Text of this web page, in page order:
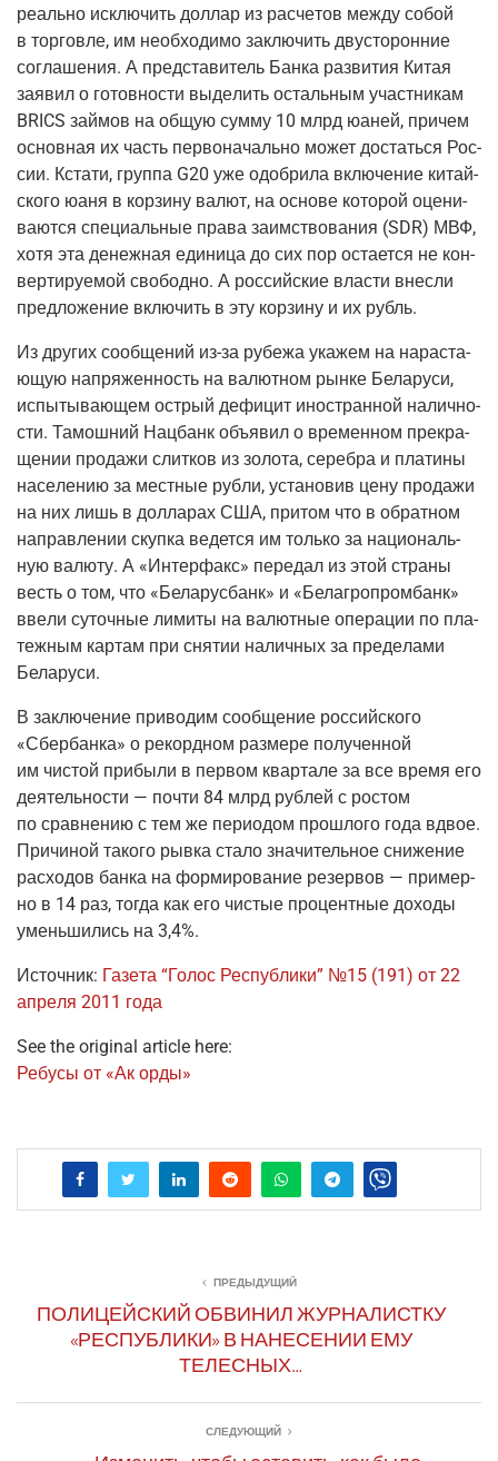
реаль­но исклю­чить дол­лар из рас­че­тов меж­ду собой
в тор­гов­ле, им необ­хо­ди­мо заклю­чить дву­сто­рон­ние
согла­ше­ния. А пред­ста­ви­тель Бан­ка раз­ви­тия Китая
заявил о готов­но­сти выде­лить осталь­ным участ­ни­кам
BRICS зай­мов на общую сум­му 10 млрд юаней, при­чем
основ­ная их часть пер­во­на­чаль­но может достать­ся Рос­
сии. Кста­ти, груп­па G20 уже одоб­ри­ла вклю­че­ние китай­
ско­го юаня в кор­зи­ну валют, на осно­ве кото­рой оце­ни­
ва­ют­ся спе­ци­аль­ные пра­ва заим­ство­ва­ния (SDR) МВФ,
хотя эта денеж­ная еди­ни­ца до сих пор оста­ет­ся не кон­
вер­ти­ру­е­мой сво­бод­но. А рос­сий­ские вла­сти внес­ли
пред­ло­же­ние вклю­чить в эту кор­зи­ну и их рубль.
Из дру­гих сооб­ще­ний из-за рубе­жа ука­жем на нарас­та­
ю­щую напря­жен­ность на валют­ном рын­ке Бела­ру­си,
испы­ты­ва­ю­щем ост­рый дефи­цит ино­стран­ной налич­но­
сти. Тамош­ний Нац­банк объ­явил о вре­мен­ном пре­кра­
ще­нии про­да­жи слит­ков из золо­та, сереб­ра и пла­ти­ны
насе­ле­нию за мест­ные руб­ли, уста­но­вив цену про­да­жи
на них лишь в дол­ла­рах США, при­том что в обрат­ном
направ­ле­нии скуп­ка ведет­ся им толь­ко за наци­о­наль­
ную валю­ту. А «Интер­факс» пере­дал из этой стра­ны
весть о том, что «Бела­ру­с­банк» и «Белаг­ро­пром­банк»
вве­ли суточ­ные лими­ты на валют­ные опе­ра­ции по пла­
теж­ным кар­там при сня­тии налич­ных за пре­де­ла­ми
Беларуси.
В заклю­че­ние при­во­дим сооб­ще­ние рос­сий­ско­го
«Сбер­бан­ка» о рекорд­ном раз­ме­ре полу­чен­ной
им чистой при­бы­ли в пер­вом квар­та­ле за все вре­мя его
дея­тель­но­сти — почти 84 млрд руб­лей с ростом
по срав­не­нию с тем же пери­о­дом про­шло­го года вдвое.
При­чи­ной тако­го рыв­ка ста­ло зна­чи­тель­ное сни­же­ние
рас­хо­дов бан­ка на фор­ми­ро­ва­ние резер­вов — при­мер­
но в 14 раз, тогда как его чистые про­цент­ные дохо­ды
умень­ши­лись на 3,4%.
Источ­ник: Газе­та “Голос Рес­пуб­ли­ки” №15 (191) от 22
апре­ля 2011 года
See the original article here:
Ребу­сы от «Ак орды»
ПРЕДЫДУЩИЙ
ПОЛИЦЕЙСКИЙ ОБВИНИЛ ЖУРНАЛИСТКУ
«РЕСПУБЛИКИ» В НАНЕСЕНИИ ЕМУ
ТЕЛЕСНЫХ…
СЛЕДУЮЩИЙ